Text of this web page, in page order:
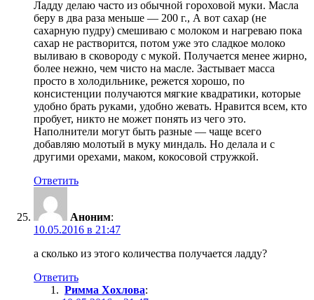
Ладду делаю часто из обычной гороховой муки. Масла
беру в два раза меньше — 200 г., А вот сахар (не
сахарную пудру) смешиваю с молоком и нагреваю пока
сахар не растворится, потом уже это сладкое молоко
выливаю в сковороду с мукой. Получается менее жирно,
более нежно, чем чисто на масле. Застывает масса
просто в холодильнике, режется хорошо, по
консистенции получаются мягкие квадратики, которые
удобно брать руками, удобно жевать. Нравится всем, кто
пробует, никто не может понять из чего это.
Наполнители могут быть разные — чаще всего
добавляю молотый в муку миндаль. Но делала и с
другими орехами, маком, кокосовой стружкой.
Ответить
Аноним:
10.05.2016 в 21:47
а сколько из этого количества получается ладду?
Ответить
Римма Хохлова: